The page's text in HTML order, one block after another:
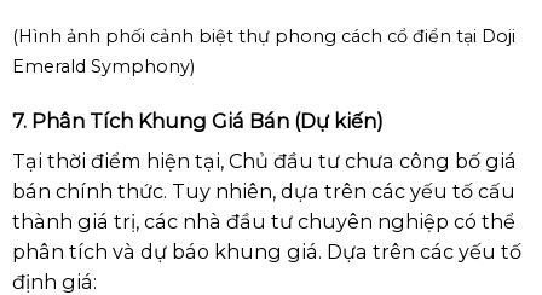
(Hình ảnh phối cảnh biệt thự phong cách cổ điển tại Doji
Emerald Symphony)
7. Phân Tích Khung Giá Bán (Dự kiến)
Tại thời điểm hiện tại, Chủ đầu tư chưa công bố giá
bán chính thức. Tuy nhiên, dựa trên các yếu tố cấu
thành giá trị, các nhà đầu tư chuyên nghiệp có thể
phân tích và dự báo khung giá. Dựa trên các yếu tố
định giá: